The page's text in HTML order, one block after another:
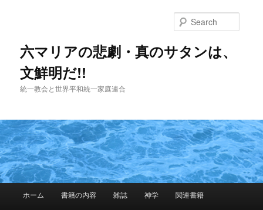
content六マリアの悲劇・真のサタンは、
文鮮明だ!!
統一教会と世界平和統一家庭連合
ホーム 書籍の内容 雑誌 神学 関連書籍